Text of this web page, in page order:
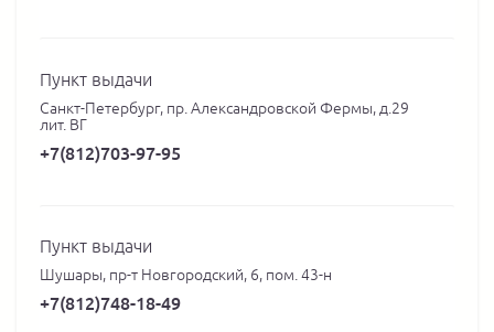
Пункт выдачи
Санкт-Петербург, пр. Александровской Фермы, д.29
лит. ВГ
+7(812)703-97-95
Пункт выдачи
Шушары, пр-т Новгородский, 6, пом. 43-н
+7(812)748-18-49